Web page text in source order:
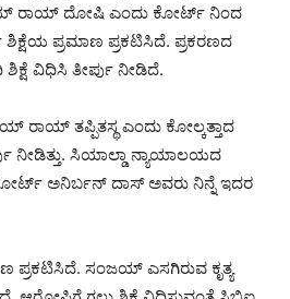
ರಾಯ್ ದೋಷಿ ಎಂದು ಕೋರ್ಟ್ ನಿಂದ
ಶಿಕ್ಷೆಯ ಪ್ರಮಾಣ ಪ್ರಕಟಿಸಿದೆ. ಪ್ರಕರಣದ
ವಿಧಿಸಿ ತೀರ್ಪು ನೀಡಿದೆ.
ತಪ್ಪಿತಸ್ಥ ಎಂದು ಕೋಲ್ಕತ್ತಾದ
ನೀಡಿತ್ತು. ಸಿಯಾಲ್ಡಾ ನ್ಯಾಯಾಲಯದ
ಕೋರ್ಟ್ ಅನಿರ್ಬನ್ ದಾಸ್ ಅವರು ನಿನ್ನೆ ಇದರ
ಪ್ರಕಟಿಸಿದೆ. ಸಂಜಯ್ ಎಸಗಿರುವ ಕೃತ್ಯ